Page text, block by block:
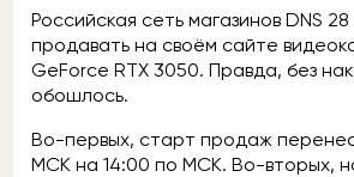
Российская сеть магазинов DNS 28
продавать на своём сайте
GeForce RTX 3050. Правда, без
обошлось.
Во-первых, старт продаж
МСК на 14:00 по МСК. Во-вторых,